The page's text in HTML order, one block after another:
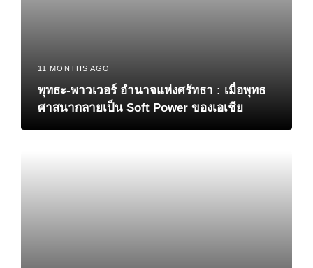
11 MONTHS AGO
พุทธะ-พาวเวอร์ อำนาจแห่งศรัทธา : เมื่อพุทธ
ศาสนากลายเป็น Soft Power ของเอเชีย